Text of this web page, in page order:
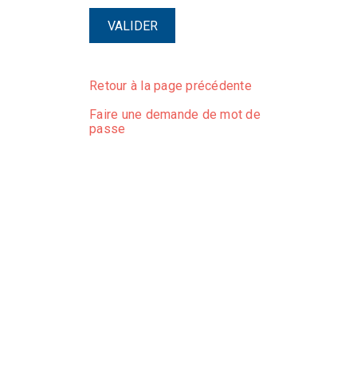
VALIDER
Retour à la page précédente
Faire une demande de mot de
passe